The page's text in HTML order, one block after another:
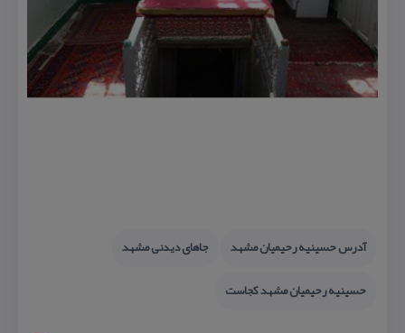
آدرس حسینیه رحیمیان مشهد
جاهای دیدنی مشهد
حسینیه رحیمیان مشهد كجاست